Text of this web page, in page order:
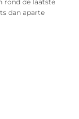
rond de laatste
dan aparte